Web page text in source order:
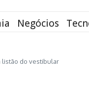
Negócios
listão do vestibular